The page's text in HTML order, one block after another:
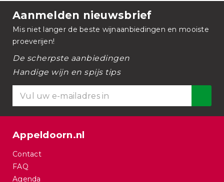
Aanmelden nieuwsbrief
Mis niet langer de beste wijnaanbiedingen en mooiste
proeverijen!
De scherpste aanbiedingen
Handige wijn en spijs tips
Appeldoorn.nl
Contact
FAQ
Agenda